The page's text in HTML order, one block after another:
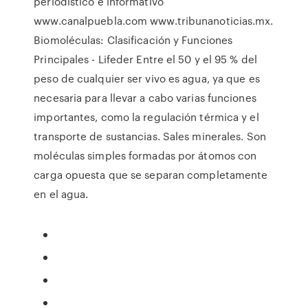
www.canalpuebla.com www.tribunanoticias.mx.
Biomoléculas: Clasificación y Funciones
Principales - Lifeder Entre el 50 y el 95 % del
peso de cualquier ser vivo es agua, ya que es
necesaria para llevar a cabo varias funciones
importantes, como la regulación térmica y el
transporte de sustancias. Sales minerales. Son
moléculas simples formadas por átomos con
carga opuesta que se separan completamente
en el agua.